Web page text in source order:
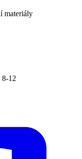
materiály
8-12